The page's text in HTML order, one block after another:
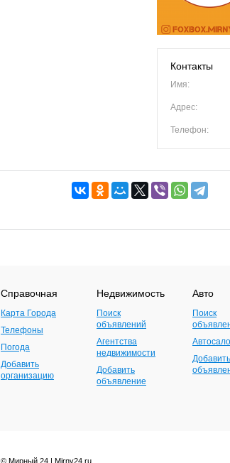
Контакты
Имя:
Адрес:
Телефон:
Справочная
Карта Города
Телефоны
Погода
Добавить
организацию
Недвижимость
Поиск
объявлений
Агентства
недвижимости
Добавить
объявление
Авто
Поиск
Добавить
© Мирный 24 | Mirny24.ru